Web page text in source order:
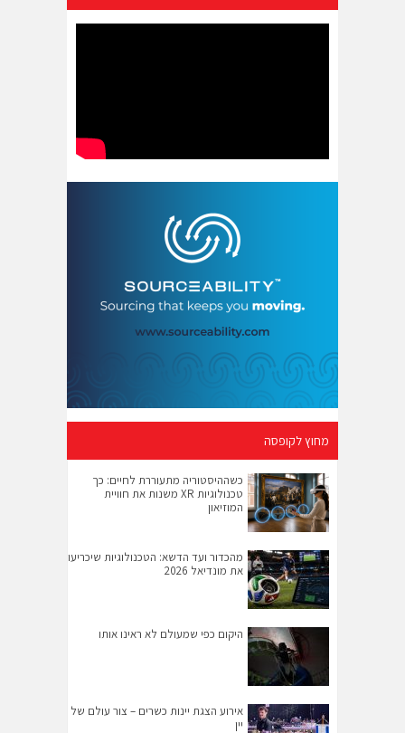
מחוץ לקופסה
כשההיסטוריה מתעוררת לחיים: כך
טכנולוגיות XR משנות את חוויית
המוזיאון
מהכדור ועד הדשא: הטכנולוגיות שיכריעו
את מונדיאל 2026
היקום כפי שמעולם לא ראינו אותו
אירוע הצגת יינות כשרים – צור עולם של
יין